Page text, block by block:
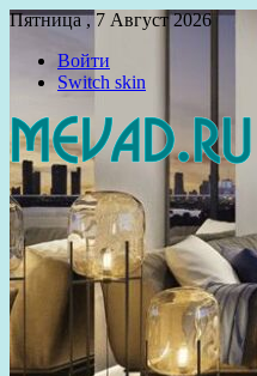
Пятница , 7 Август 2026
Войти
Switch skin